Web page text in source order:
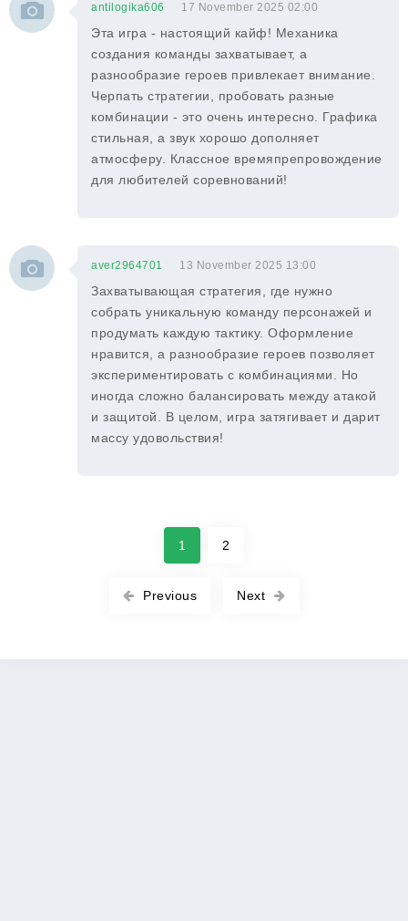
antilogika606 17 November 2025 02:00
Эта игра - настоящий кайф! Механика
создания команды захватывает, а
разнообразие героев привлекает внимание.
Черпать стратегии, пробовать разные
комбинации - это очень интересно. Графика
стильная, а звук хорошо дополняет
атмосферу. Классное времяпрепровождение
для любителей соревнований!
aver2964701 13 November 2025 13:00
Захватывающая стратегия, где нужно
собрать уникальную команду персонажей и
продумать каждую тактику. Оформление
нравится, а разнообразие героев позволяет
экспериментировать с комбинациями. Но
иногда сложно балансировать между атакой
и защитой. В целом, игра затягивает и дарит
массу удовольствия!
Previous
1 2
Next